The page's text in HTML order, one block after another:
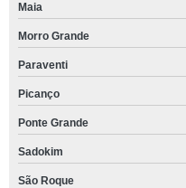
Maia
Morro Grande
Paraventi
Picanço
Ponte Grande
Sadokim
São Roque